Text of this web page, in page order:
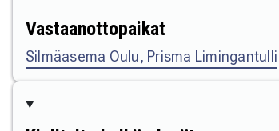
Vastaanottopaikat
Silmäasema Oulu, Prisma Limingantulli